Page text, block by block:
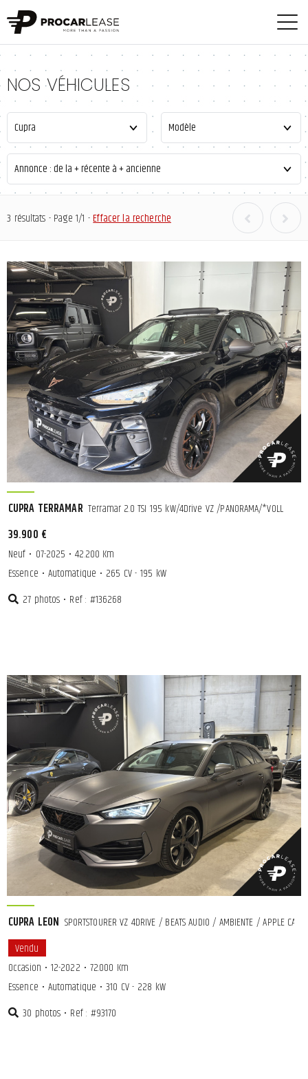
NOS VÉHICULES
3 résultats - Page 1/1 -Effacer la recherche
CUPRA TERRAMAR Terramar 2.0 TSI 195 kW/4Drive VZ /PANORAMA/*VOLL
39.900 €
Neuf • 07-2025 • 42.200 Km
Essence • Automatique • 265 CV - 195 kW
27 photos • Ref : #136268
CUPRA LEON SPORTSTOURER VZ 4DRIVE / BEATS AUDIO / AMBIENTE / APPLE
Vendu
Occasion • 12-2022 • 72.000 Km
Essence • Automatique • 310 CV - 228 kW
30 photos • Ref : #93170